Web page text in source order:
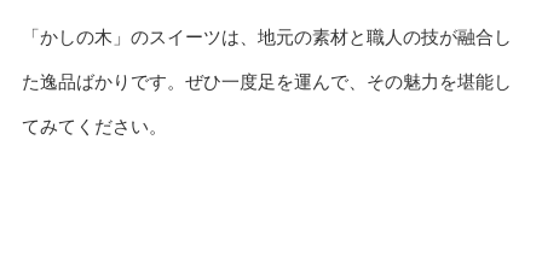
「かしの木」のスイーツは、地元の素材と職人の技が融合し
た逸品ばかりです。ぜひ一度足を運んで、その魅力を堪能し
てみてください。